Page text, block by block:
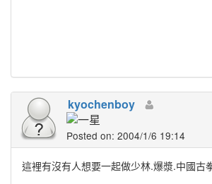
kyochenboy
Posted on: 2004/1/6 19:14
這裡有沒有人想要一起做少林.爆漿.中國古